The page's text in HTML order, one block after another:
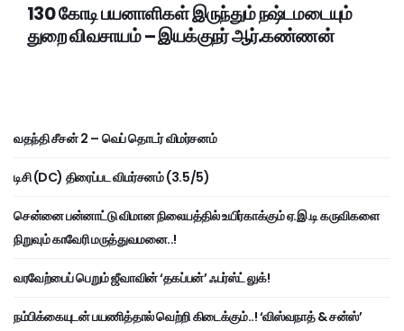
130 கோடி பயனாளிகள் இருந்தும் நஷ்டமடையும்
துறை விவசாயம் – இயக்குநர் ஆர்.கண்ணன்
வதந்தி சீசன் 2 – வெப் தொடர் விமர்சனம்
டிசி (DC) திரைப்பட விமர்சனம் (3.5/5)
சென்னை பன்னாட்டு விமான நிலையத்தில் உயிர்காக்கும் ஏ.இ.டி கருவிகளை
நிறுவும் காவேரி மருத்துவமனை..!
வரவேற்பைப் பெறும் ஜீவாவின் ‘தகப்பன்’ ஃபர்ஸ்ட் லுக்!
நம்பிக்கையுடன் பயணித்தால் வெற்றி கிடைக்கும்..! ‘விஸ்வநாத் & சன்ஸ்’